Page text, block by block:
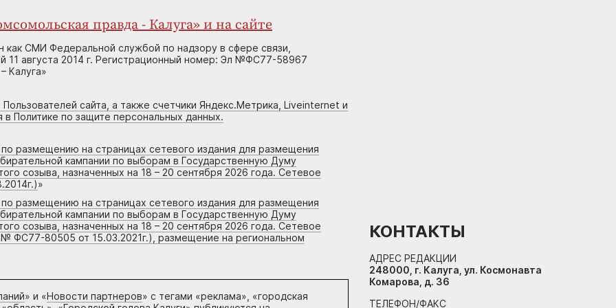
правда - Калуга» и на сайте
как СМИ Федеральной службой по надзору в сфере связи,
11 августа 2014 г. Регистрационный номер: Эл №ФС77-58967
Калуга»
сайта, а также счетчики Яндекс.Метрика, Liveinternet и
Политике по защите персональных данных.
размещению на страницах сетевого издания для размещения
кампании по выборам в Государственную Думу
созыва, назначенных на 18 – 20 сентября 2026 года. Сетевое
»
размещению на страницах сетевого издания для размещения
кампании по выборам в Государственную Думу
созыва, назначенных на 18 – 20 сентября 2026 года. Сетевое
ФС77-80505 от 15.03.2021г.), размещение на региональном
» и «Новости партнеров» с тегами «реклама», «городская
КОНТАКТЫ
АДРЕС РЕДАКЦИИ
248000, г. Калуга, ул. Космонавта
Комарова, д. 36
ТЕЛЕФОН/ФАКС